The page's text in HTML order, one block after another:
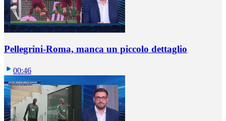
Pellegrini-Roma, manca un piccolo dettaglio
00:46